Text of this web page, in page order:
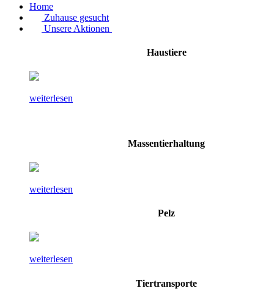
Home
Zuhause gesucht
Unsere Aktionen
Haustiere
weiterlesen
Massentierhaltung
weiterlesen
Pelz
weiterlesen
Tiertransporte